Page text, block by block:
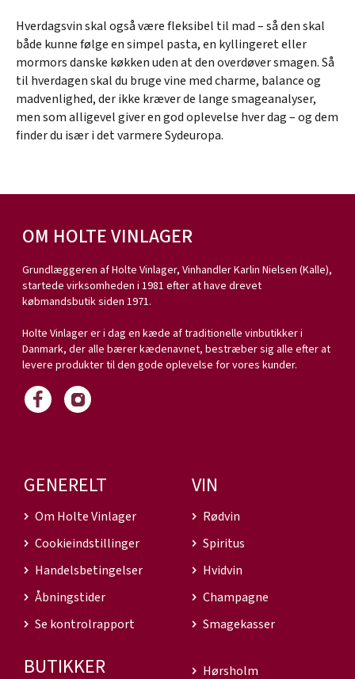
Hverdagsvin skal også være fleksibel til mad – så den skal
både kunne følge en simpel pasta, en kyllingeret eller
mormors danske køkken uden at den overdøver smagen. Så
til hverdagen skal du bruge vine med charme, balance og
madvenlighed, der ikke kræver de lange smageanalyser,
men som alligevel giver en god oplevelse hver dag – og dem
finder du især i det varmere Sydeuropa.
OM HOLTE VINLAGER
Grundlæggeren af Holte Vinlager, Vinhandler Karlin Nielsen (Kalle),
startede virksomheden i 1981 efter at have drevet
købmandsbutik siden 1971.
Holte Vinlager er i dag en kæde af traditionelle vinbutikker i
Danmark, der alle bærer kædenavnet, bestræber sig alle efter at
levere produkter til den gode oplevelse for vores kunder.
GENERELT
Om Holte Vinlager
Cookieindstillinger
Handelsbetingelser
Åbningstider
Se kontrolrapport
VIN
Rødvin
Spiritus
Hvidvin
Champagne
Smagekasser
BUTIKKER Hørsholm